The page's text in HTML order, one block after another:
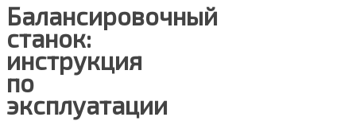
Балансировочный
станок:
инструкция
по
эксплуатации